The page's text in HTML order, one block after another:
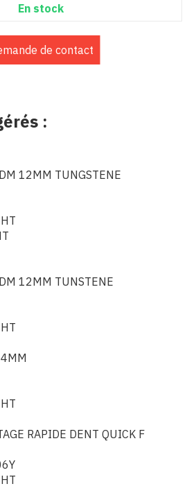
En stock
de contact
:
12MM TUNGSTENE
HT
12MM TUNSTENE
HT
HT
RAPIDE DENT QUICK F
HT